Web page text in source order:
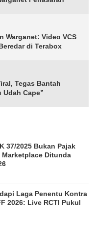
Warganet: Video VCS
di Terabox
Tegas Bantah
Cape”
37/2025 Bukan Pajak
Marketplace Ditunda
Laga Penentu Kontra
2026: Live RCTI Pukul